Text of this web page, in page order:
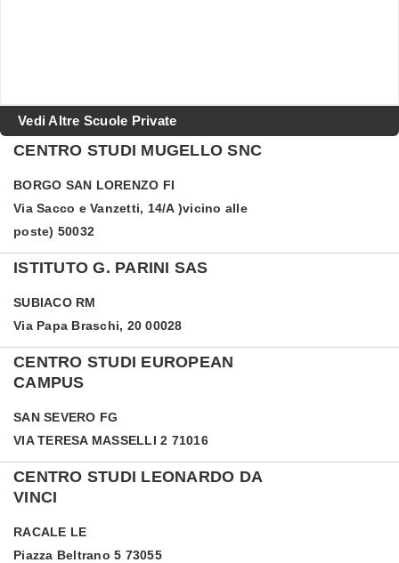
Vedi Altre Scuole Private
CENTRO STUDI MUGELLO SNC
BORGO SAN LORENZO FI
Via Sacco e Vanzetti, 14/A )vicino alle
poste) 50032
ISTITUTO G. PARINI SAS
SUBIACO RM
Via Papa Braschi, 20 00028
CENTRO STUDI EUROPEAN
CAMPUS
SAN SEVERO FG
VIA TERESA MASSELLI 2 71016
CENTRO STUDI LEONARDO DA
VINCI
RACALE LE
Piazza Beltrano 5 73055